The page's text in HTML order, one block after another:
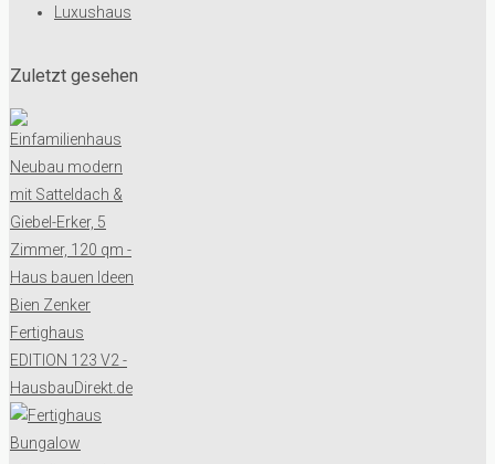
Luxushaus
Zuletzt gesehen